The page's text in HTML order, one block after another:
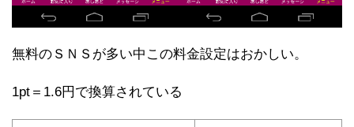
無料のＳＮＳが多い中この料金設定はおかしい。
1pt＝1.6円で換算されている